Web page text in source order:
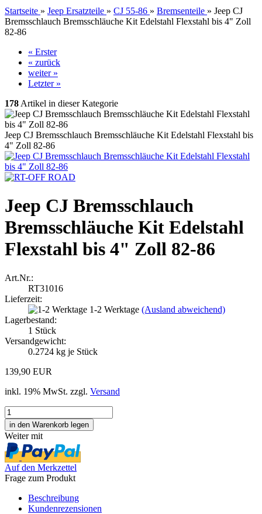
Startseite » Jeep Ersatzteile » CJ 55-86 » Bremsenteile » Jeep CJ
Bremsschlauch Bremsschläuche Kit Edelstahl Flexstahl bis 4" Zoll
82-86
« Erster
« zurück
weiter »
Letzter »
178 Artikel in dieser Kategorie
Jeep CJ Bremsschlauch Bremsschläuche Kit Edelstahl Flexstahl bis
4" Zoll 82-86
Jeep CJ Bremsschlauch
Bremsschläuche Kit Edelstahl
Flexstahl bis 4" Zoll 82-86
Art.Nr.:
RT31016
Lieferzeit:
1-2 Werktage (Ausland abweichend)
Lagerbestand:
1 Stück
Versandgewicht:
0.2724 kg je Stück
139,90 EUR
inkl. 19% MwSt. zzgl. Versand
Weiter mit
Auf den Merkzettel
Frage zum Produkt
Beschreibung
Kundenrezensionen